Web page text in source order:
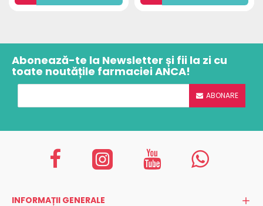
Abonează-te la Newsletter și fii la zi cu
toate noutățile farmaciei ANCA!
ABONARE
INFORMAȚII GENERALE